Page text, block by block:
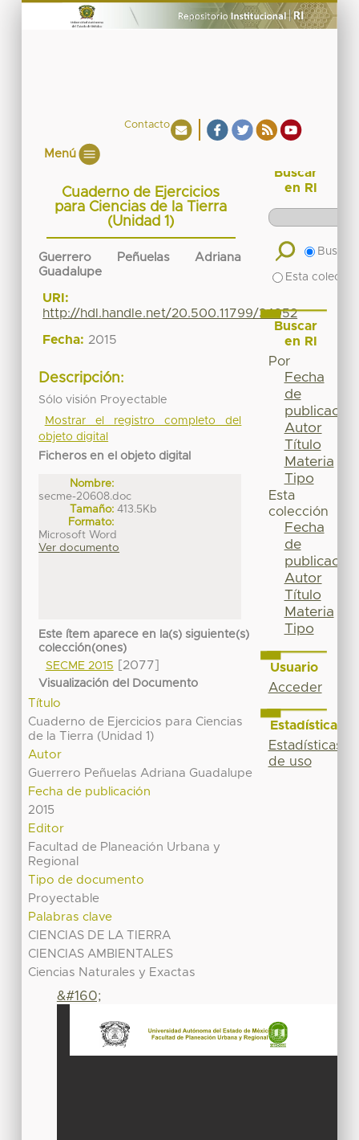
Contacto
Menú
Cuaderno de Ejercicios
para Ciencias de la Tierra
(Unidad 1)
Guerrero Peñuelas Adriana
Guadalupe
URI:
http://hdl.handle.net/20.500.11799/34952
Fecha: 2015
Descripción:
Sólo visión Proyectable
Mostrar el registro completo del
objeto digital
Ficheros en el objeto digital
Nombre:
secme-20608.doc
Tamaño: 413.5Kb
Formato:
Microsoft Word
Ver documento
Este ítem aparece en la(s) siguiente(s)
colección(ones)
SECME 2015
[2077]
Visualización del Documento
Título
Cuaderno de Ejercicios para Ciencias
de la Tierra (Unidad 1)
Autor
Guerrero Peñuelas Adriana Guadalupe
Fecha de publicación
2015
Editor
Facultad de Planeación Urbana y
Regional
Tipo de documento
Proyectable
Palabras clave
CIENCIAS DE LA TIERRA
CIENCIAS AMBIENTALES
Ciencias Naturales y Exactas
&#160;
Buscar
en RI
Buscar
Esta
Buscar
en RI
Por
Fecha
de
publicación
Autor
Título
Materia
Tipo
Esta
colección
Fecha
de
publicación
Autor
Título
Materia
Tipo
Usuario
Acceder
Estadísticas
Estadísticas
de uso